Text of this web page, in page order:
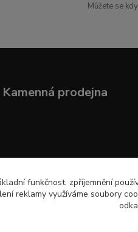
Můžete se
Kamenná prodejna
funkčnost, zpříjemnění
reklamy využíváme soubory